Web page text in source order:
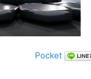
Pocket